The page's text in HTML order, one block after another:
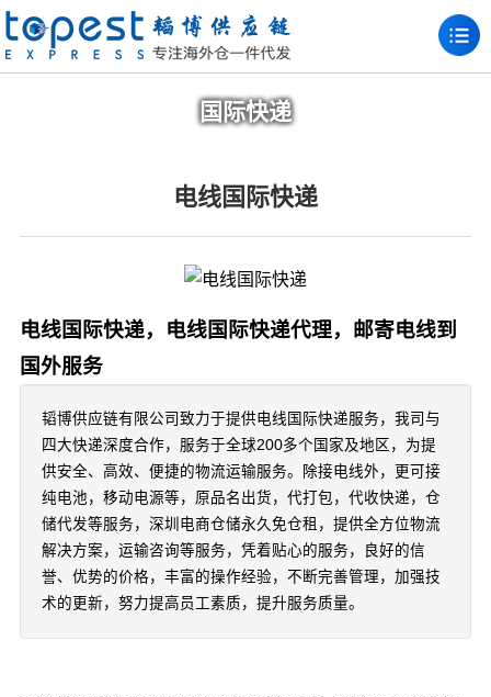
国际快递
电线国际快递
电线国际快递，电线国际快递代理，邮寄电线到
国外服务
韬博供应链有限公司致力于提供电线国际快递服务，我司与
四大快递深度合作，服务于全球200多个国家及地区，为提
供安全、高效、便捷的物流运输服务。除接电线外，更可接
纯电池，移动电源等，原品名出货，代打包，代收快递，仓
储代发等服务，深圳电商仓储永久免仓租，提供全方位物流
解决方案，运输咨询等服务，凭着贴心的服务，良好的信
誉、优势的价格，丰富的操作经验，不断完善管理，加强技
术的更新，努力提高员工素质，提升服务质量。